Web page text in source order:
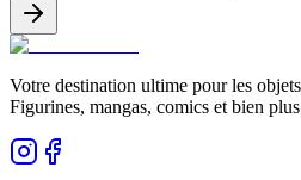
Votre destination ultime pour les
Figurines, mangas, comics et bien